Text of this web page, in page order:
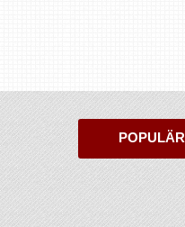
POPULÄR